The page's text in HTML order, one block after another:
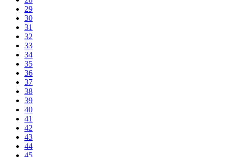
29
30
31
32
33
34
35
36
37
38
39
40
41
42
43
44